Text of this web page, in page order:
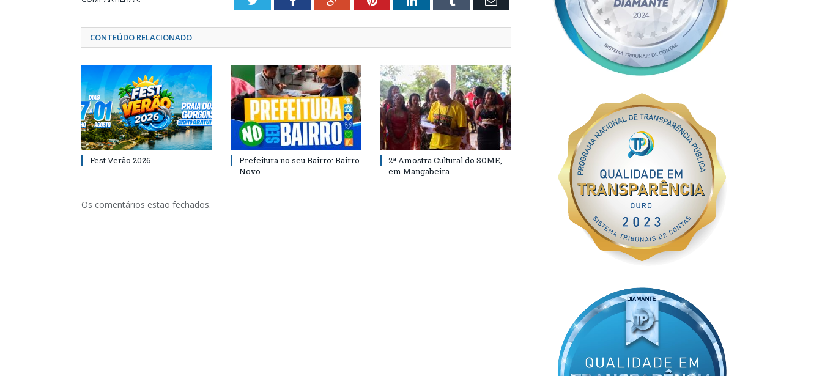
CONTEÚDO RELACIONADO
Fest Verão 2026
Prefeitura no seu Bairro: Bairro
Novo
2ª Amostra Cultural do SOME,
em Mangabeira
Os comentários estão fechados.